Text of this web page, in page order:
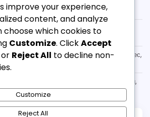
График на събитията
Drops Право на участие: Изисквания към
наличност, Детайли за гледане
Drops Претенции: Стъпка по стъпка процес,
Често задавани въпроси
Drops Шейдъри: Уникални цветови схеми,
Продължителност
improve your experience,
content, and analyze
choose which cookies to
Customize. ClickAccept
Reject All to decline non-
Customize
Reject All